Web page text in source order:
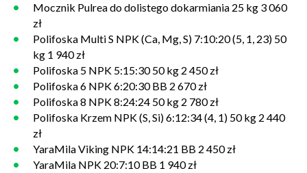
Mocznik Pulrea do dolistego dokarmiania 25 kg 3 060
zł
Polifoska Multi S NPK (Ca, Mg, S) 7:10:20 (5, 1, 23) 50
kg 1 940 zł
Polifoska 5 NPK 5:15:30 50 kg 2 450 zł
Polifoska 6 NPK 6:20:30 BB 2 670 zł
Polifoska 8 NPK 8:24:24 50 kg 2 780 zł
Polifoska Krzem NPK (S, Si) 6:12:34 (4, 1) 50 kg 2 440
zł
YaraMila Viking NPK 14:14:21 BB 2 450 zł
YaraMila NPK 20:7:10 BB 1 940 zł